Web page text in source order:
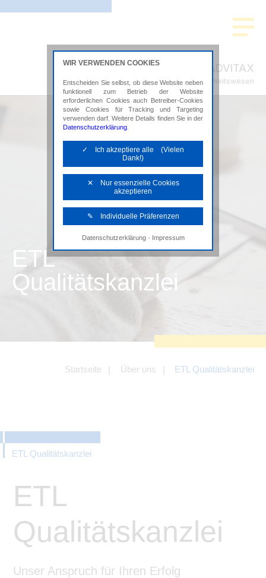
ADVITAX
Steuerberatung im Gesundheitswesen
ETL
Qualitätskanzlei
Startseite Über uns ETL Qualitätskanzlei
ETL Qualitätskanzlei
ETL
Qualitätskanzlei
Unser Anspruch für Ihren Erfolg
WIR VERWENDEN COOKIES
Entscheiden Sie selbst, ob diese Website neben
funktionell zum Betrieb der Website
erforderlichen Cookies auch Betreiber-Cookies
sowie Cookies für Tracking und Targeting
verwenden darf. Weitere Details finden Sie in der
Datenschutzerklärung
✓ Ich akzeptiere alle (Vielen
Dank!)
✕ Nur essenzielle Cookies
akzeptieren
✎ Individuelle Präferenzen
Notwendige Cookies
Diese Cookies sind erforderlich, um die
Tracking- und Targeting-Cookies
Angebotes einschließlich der
Angeboten von z.B. Facebook und
LinkedIn.
können.
Datenschutzerklärung· Impressum